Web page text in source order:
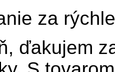
za
ďakujem